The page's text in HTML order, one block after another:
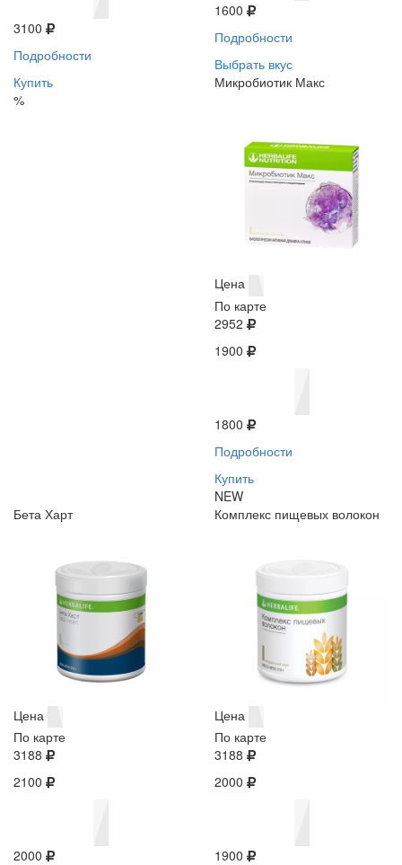
3100
Подробности
Купить
%
1600
Подробности
Выбрать вкус
Микробиотик Макс
Цена
По карте
2952
1900
1800
Подробности
Купить
NEW
Бета Харт
Цена
По карте
3188
2100
2000
Комплекс пищевых волокон
Цена
По карте
3188
2000
1900